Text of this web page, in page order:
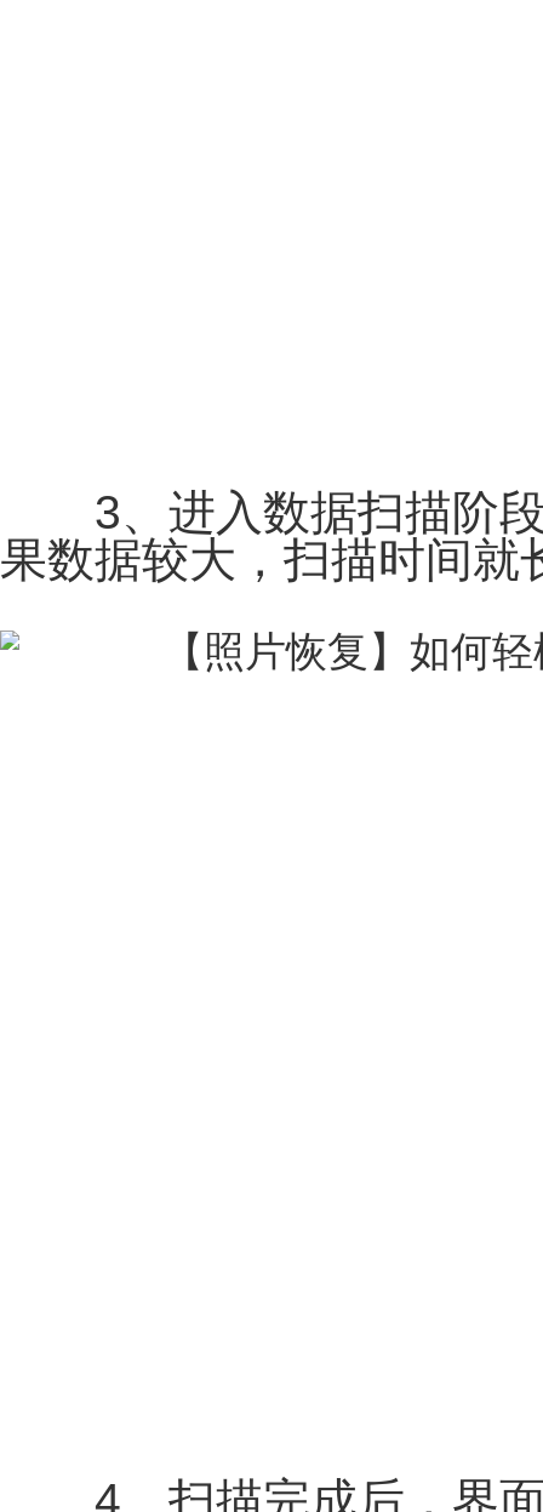
3、进入数据扫描阶段
果数据较大，扫描时间就
4、扫描完成后，界面